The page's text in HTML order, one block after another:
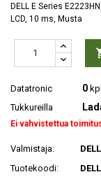
DELL E Series
LCD, 10 ms, Musta
Datatronic 0 kpl
Tukkureilla
Ei vahvistettua
Valmistaja:
DELL
Tuotekoodi: